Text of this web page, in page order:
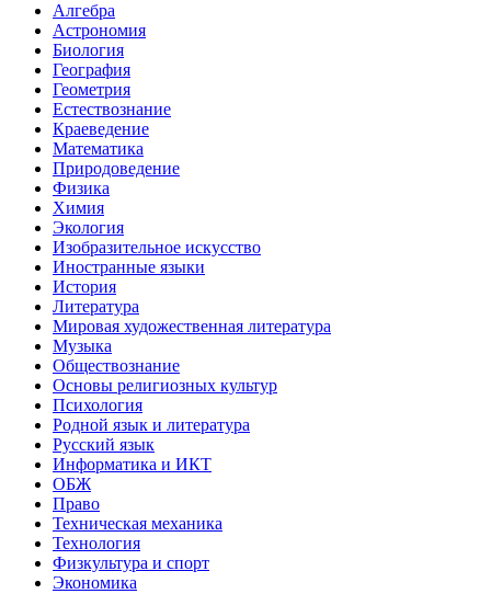
Алгебра
Астрономия
Биология
География
Геометрия
Естествознание
Краеведение
Математика
Природоведение
Физика
Химия
Экология
Изобразительное искусство
Иностранные языки
История
Литература
Мировая художественная литература
Музыка
Обществознание
Основы религиозных культур
Психология
Родной язык и литература
Русский язык
Информатика и ИКТ
ОБЖ
Право
Техническая механика
Технология
Физкультура и спорт
Экономика